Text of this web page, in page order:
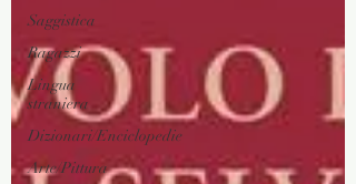
Saggistica
Ragazzi
Lingua
straniera
Dizionari/Enciclopedie
Arte/Pittura